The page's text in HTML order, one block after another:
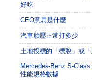
好吃
CEO意思是什麼
汽車胎壓正常打多少
土地投標的「標脫」或
Mercedes-Benz S-
性能規格數據